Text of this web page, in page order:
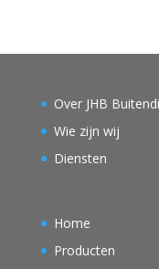
Over JHB
Wie zijn wij
Diensten
Home
Producten